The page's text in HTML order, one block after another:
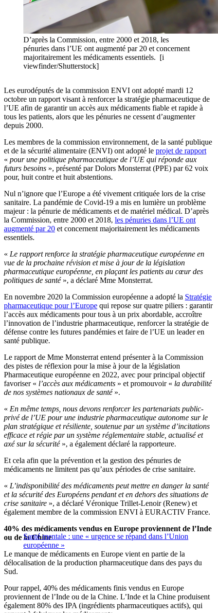
D’après la Commission, entre 2000 et 2018, les
pénuries dans l’UE ont augmenté par 20 et concernent
majoritairement les médicaments essentiels. [i
viewfinder/Shutterstock]
Les eurodéputés de la commission ENVI ont adopté mardi 12
octobre un rapport visant à renforcer la stratégie pharmaceutique de
l’UE afin de garantir un accès aux médicaments fiable et rapide à
tous les patients, alors que les pénuries ne cessent d’augmenter
depuis 2000.
Les membres de la commission environnement, de la santé publique
et de la sécurité alimentaire (ENVI) ont adopté le projet de rapport
« pour une politique pharmaceutique de l’UE qui réponde aux
futurs besoins », présenté par Dolors Monsterrat (PPE) par 62 voix
pour, huit contre et huit abstentions.
Nul n’ignore que l’Europe a été vivement critiquée lors de la crise
sanitaire. La pandémie de Covid-19 a mis en lumière un problème
majeur : la pénurie de médicaments et de matériel médical. D’après
la Commission, entre 2000 et 2018, les pénuries dans l’UE ont
augmenté par 20 et concernent majoritairement les médicaments
essentiels.
« Le rapport renforce la stratégie pharmaceutique européenne en
vue de la prochaine révision et mise à jour de la législation
pharmaceutique européenne, en plaçant les patients au cœur des
politiques de santé», a déclaré Mme Monsterrat.
En novembre 2020 la Commission européenne a adopté la Stratégie
pharmaceutique pour l’Europe qui repose sur quatre piliers : garantir
l’accès aux médicaments pour tous à un prix abordable, accroître
l’innovation de l’industrie pharmaceutique, renforcer la stratégie de
défense contre les futures pandémies et faire de l’UE un leader en
santé publique.
Le rapport de Mme Monsterrat entend présenter à la Commission
des pistes de réflexion pour la mise à jour de la législation
Pharmaceutique européenne en 2022, avec pour principal objectif
favoriser « l’accès aux médicaments » et promouvoir « la durabilité
de nos systèmes nationaux de santé».
« En même temps, nous devons renforcer les partenariats public-
privé de l’UE pour une industrie pharmaceutique autonome sur le
plan stratégique et résiliente, soutenue par un système d’incitations
efficace et régie par un système réglementaire stable, actualisé et
axé sur la sécurité», a également déclaré la rapporteure.
Et cela afin que la prévention et la gestion des pénuries de
médicaments ne limitent pas qu’aux périodes de crise sanitaire.
« L’indisponibilité des médicaments peut mettre en danger la santé
et la sécurité des Européens pendant et en dehors des situations de
crise sanitaire », a déclaré Véronique Trillet-Lenoir (Renew) et
également membre de la commission ENVI à EURACTIV France.
Santé mentale : une « urgence se répand dans l’Union
européenne »
40% des médicaments vendus en Europe proviennent de l’Inde
ou de la Chine
Le manque de médicaments en Europe vient en partie de la
délocalisation de la production pharmaceutique dans des pays du
Sud.
Pour rappel, 40% des médicaments finis vendus en Europe
proviennent de l’Inde ou de la Chine. L’Inde et la Chine produisent
également 80% des IPA (ingrédients pharmaceutiques actifs), qui